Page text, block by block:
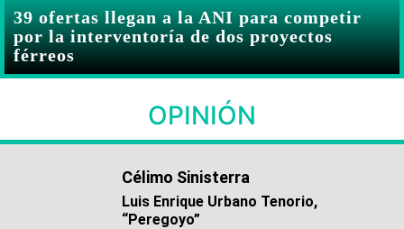
39 ofertas llegan a la ANI para competir
por la interventoría de dos proyectos
férreos
OPINIÓN
Célimo Sinisterra
Luis Enrique Urbano Tenorio,
“Peregoyo”